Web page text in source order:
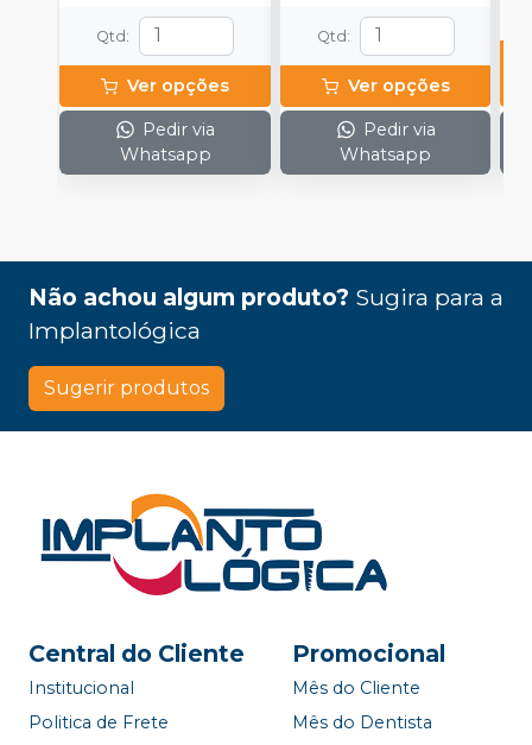
Qtd :
Ver opções
Pedir via
Whatsapp
Qtd :
Ver opções
Pedir via
Whatsapp
Não achou algum produto? Sugira para a
Implantológica
Sugerir produtos
Central do Cliente
Institucional
Politica de Frete
Promocional
Mês do Cliente
Mês do Dentista